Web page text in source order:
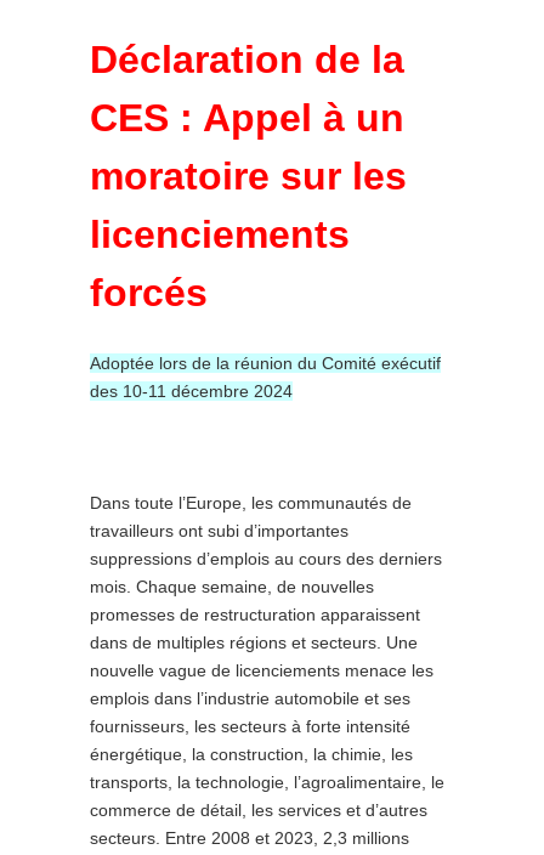
Déclaration de la
CES : Appel à un
moratoire sur les
licenciements
forcés
Adoptée lors de la réunion du Comité exécutif
des 10-11 décembre 2024
Dans toute l’Europe, les communautés de
travailleurs ont subi d’importantes
suppressions d’emplois au cours des derniers
mois. Chaque semaine, de nouvelles
promesses de restructuration apparaissent
dans de multiples régions et secteurs. Une
nouvelle vague de licenciements menace les
emplois dans l’industrie automobile et ses
fournisseurs, les secteurs à forte intensité
énergétique, la construction, la chimie, les
transports, la technologie, l’agroalimentaire, le
commerce de détail, les services et d’autres
secteurs. Entre 2008 et 2023, 2,3 millions